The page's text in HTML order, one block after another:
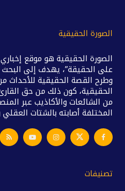
الصورة الحقيقية
الصورة الحقيقية هو موقع
على الحقيقة”، يهدف إلى البحث
وطرح القصة الحقيقية للأحداث
الحقيقية، كون ذلك من حق
من الشائعات والأكاذيب عبر
المختلفة أصابته بالشتات
تصنيفات